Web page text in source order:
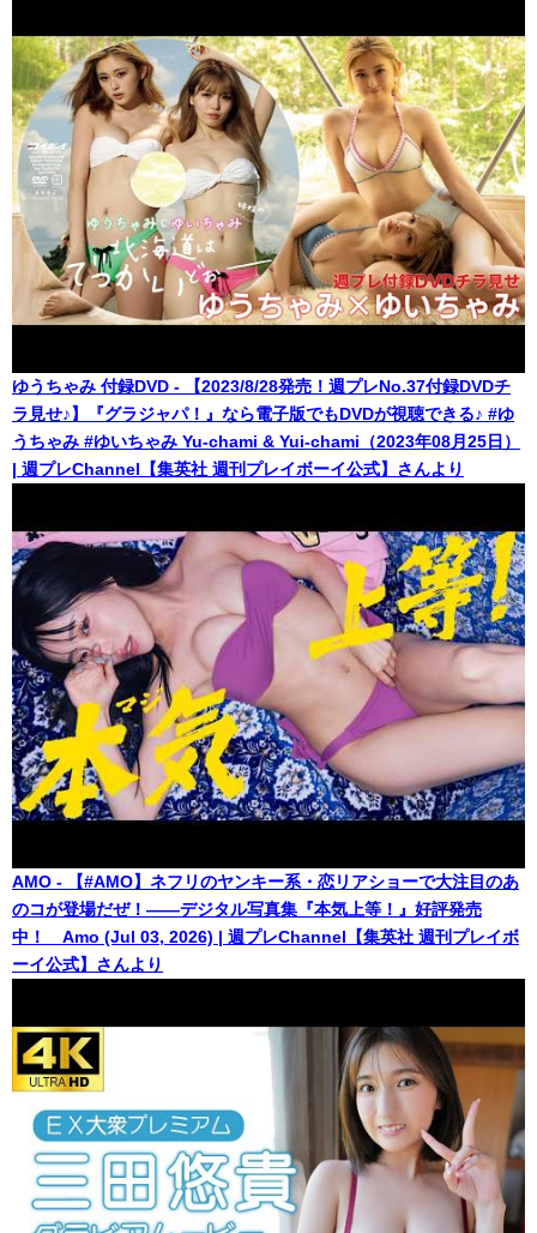
ゆうちゃみ 付録DVD - 【2023/8/28発売！週プレNo.37付録DVDチ
ラ見せ♪】『グラジャパ！』なら電子版でもDVDが視聴できる♪ #ゆ
うちゃみ #ゆいちゃみ Yu-chami & Yui-chami（2023年08月25日）
| 週プレChannel【集英社 週刊プレイボーイ公式】さんより
AMO - 【#AMO】ネフリのヤンキー系・恋リアショーで大注目のあ
のコが登場だぜ！――デジタル写真集『本気上等！』好評発売
中！ Amo (Jul 03, 2026) | 週プレChannel【集英社 週刊プレイボ
ーイ公式】さんより